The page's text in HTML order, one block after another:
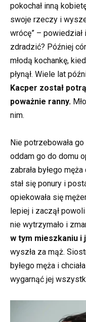
pokochał inną
swoje rzeczy i
wrócę” – powiedział
zdradzić? Później
młodą kochankę,
płynął. Wiele lat
Kacper został
poważnie ranny.
nim.
Nie potrzebowała
oddam go do domu
zabrała byłego
stał się ponury i
opiekowała się
lepiej i zaczął
nie wytrzymało i
w tym mieszkaniu i
wyszła za mąż.
byłego męża i
wygarnąć jej